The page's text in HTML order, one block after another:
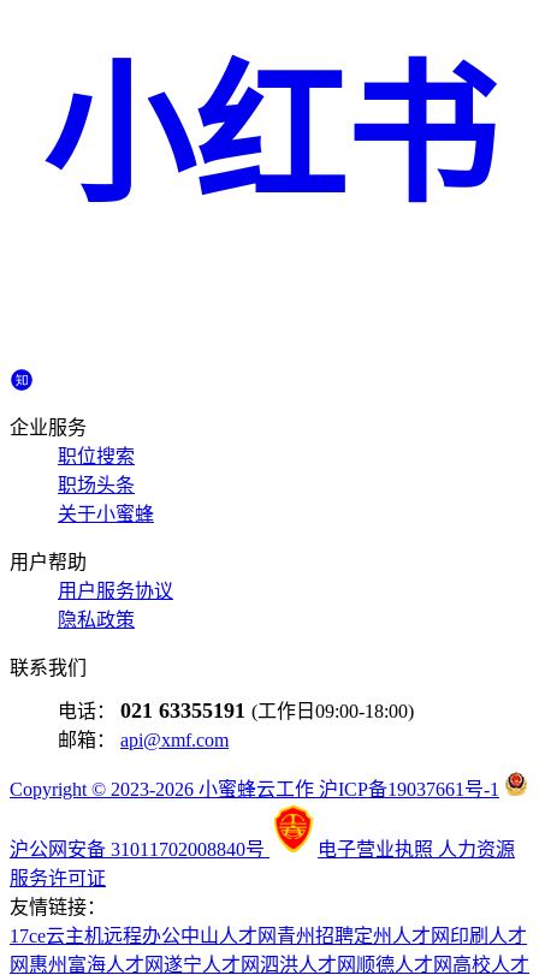
小红书
企业服务
职位搜索
职场头条
关于小蜜蜂
用户帮助
用户服务协议
隐私政策
联系我们
电话： 021 63355191 (工作日09:00-18:00)
邮箱： api@xmf.com
Copyright © 2023-2026 小蜜蜂云工作 沪ICP备19037661号-1
沪公网安备 31011702008840号 电子营业执照 人力资源
服务许可证
友情链接：
17ce云主机远程办公中山人才网 青州招聘定州人才网 印刷人才
网 惠州富海人才网遂宁人才网泗洪人才网 顺德人才网 高校人才